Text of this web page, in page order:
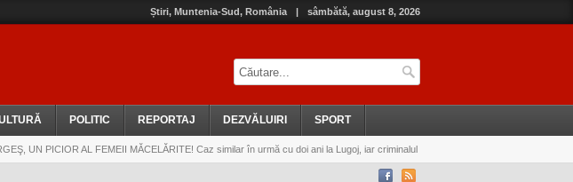
Știri, Muntenia-Sud, România | sâmbătă, august 8, 2026
POLITIC REPORTAJ DEZVĂLUIRI SPORT
UN PICIOR AL FEMEII MĂCELĂRITE! Caz similar în urmă cu doi ani la Lugoj, iar criminalul